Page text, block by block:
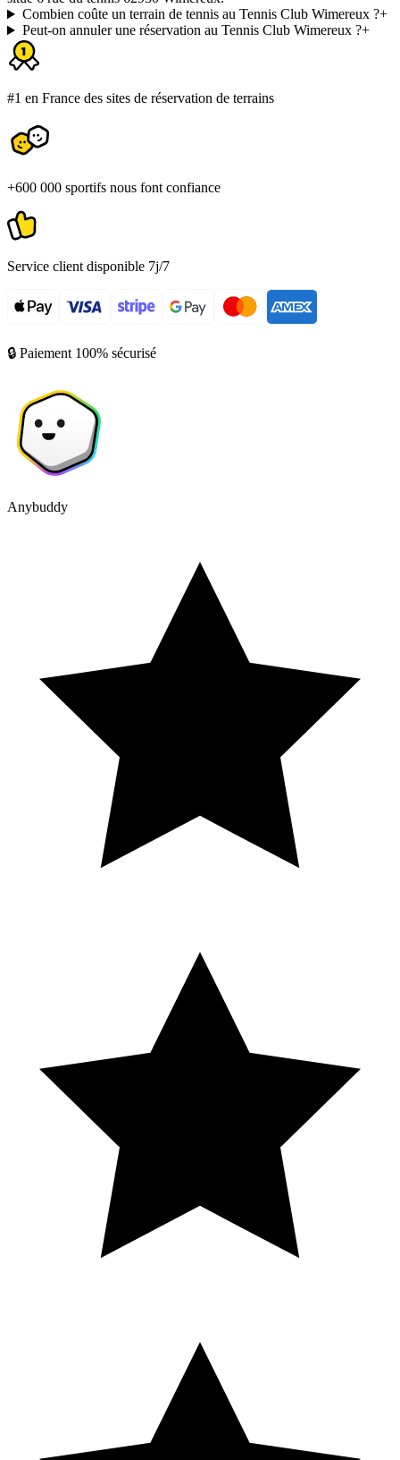
Combien coûte un terrain de tennis au Tennis Club Wimereux ?+
Peut-on annuler une réservation au Tennis Club Wimereux ?+
#1 en France des sites de réservation de terrains
+600 000 sportifs nous font confiance
Service client disponible 7j/7
🔒 Paiement 100% sécurisé
Anybuddy